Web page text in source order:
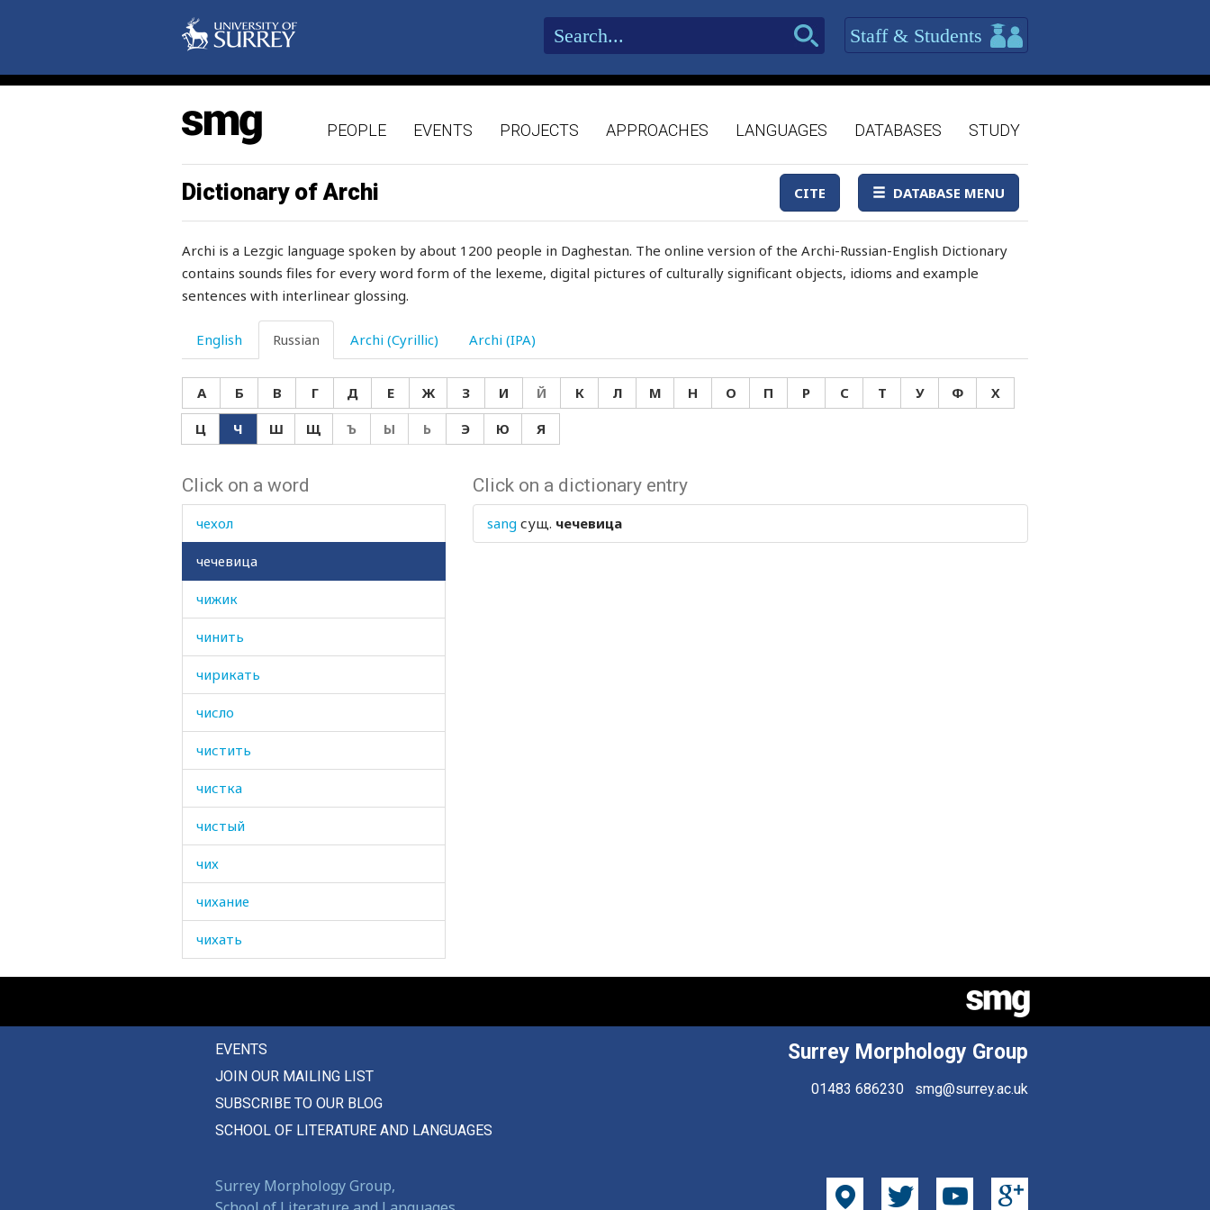
Staff & Students
PEOPLE EVENTS PROJECTS APPROACHES LANGUAGES DATABASES STUDY
Dictionary of Archi CITE DATABASE MENU
Archi is a Lezgic language spoken by about 1200 people in Daghestan. The online version of the Archi-Russian-English Dictionary
contains sounds files for every word form of the lexeme, digital pictures of culturally significant objects, idioms and example
sentences with interlinear glossing.
English Russian Archi (Cyrillic) Archi (IPA)
А Б В Г Д Е Ж З И Й К Л М Н О П Р С Т У Ф
Х
Ц
Ч Ш Щ Ъ Ы Ь Э Ю Я
Click on a word
черта
чесать
чесаться
чеснок
чесотка
честный
честь
четверг
четверть
четки
четыре
чехол
чечевица
чижик
чинить
чирикать
число
чистить
чистка
чистый
чих
чихание
чихать
что
что-то
чувство
чувяк
Click on a dictionary entry
sang сущ. чечевица
EVENTS
JOIN OUR MAILING LIST
SUBSCRIBE TO OUR BLOG
SCHOOL OF LITERATURE AND LANGUAGES
Surrey Morphology Group
01483 686230 smg@surrey.ac.uk
Surrey Morphology Group,